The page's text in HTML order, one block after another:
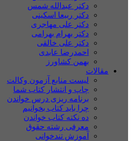
دکتر عبدالله شمس
دکتر ربیعا اسکینی
دکتر علی مهاجری
دکتر بهرام بهرامی
دکتر علی خالقی
احمدرضا عابدی
بهمن کشاورز
مقالات
لیست منابع آزمون وکالت
چاپ و انتشار کتاب شما
برنامه ریزی درس خواندن
چرا باید کتاب بخوانیم
ده نکته کتاب خواندن
معرفی رشته حقوق
آموزش تندخوانی